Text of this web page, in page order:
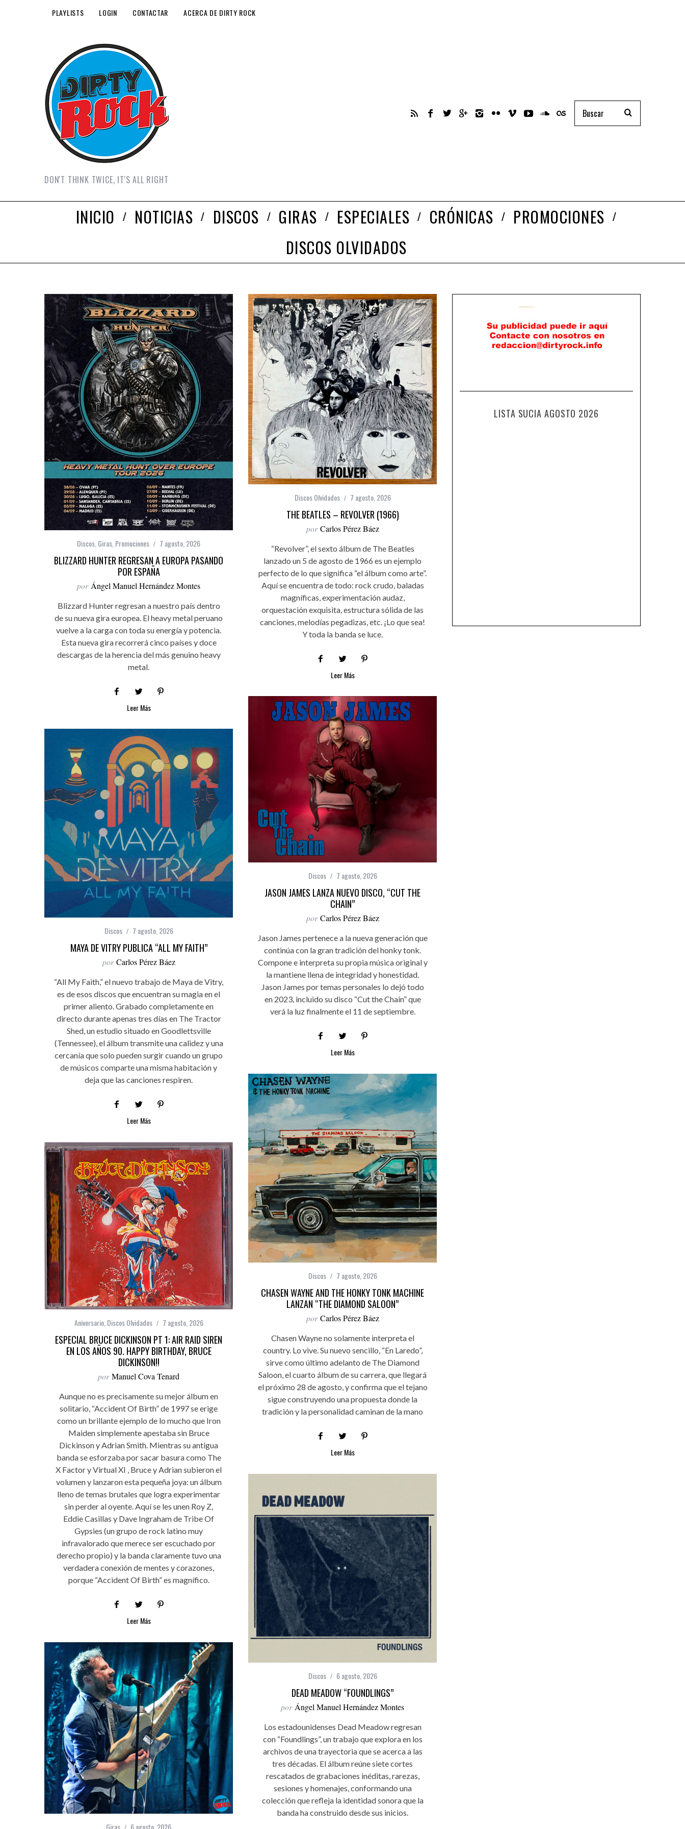
PLAYLISTS LOGIN CONTACTAR ACERCA DE DIRTY ROCK
DON'T THINK TWICE, IT'S ALL RIGHT
INICIO NOTICIAS DISCOS GIRAS ESPECIALES CRÓNICAS
PROMOCIONES
DISCOS OLVIDADOS
Discos Giras Promociones 7 agosto, 2026
BLIZZARD HUNTER REGRESAN A EUROPA PASANDO
POR ESPAÑA
por Ángel Manuel Hernández Montes
Blizzard Hunter regresan a nuestro país dentro
de su nueva gira europea. El heavy metal peruano
vuelve a la carga con toda su energía y potencia.
Esta nueva gira recorrerá cinco países y doce
descargas de la herencia del más genuino heavy
metal.
Leer Más
Discos Olvidados 7 agosto, 2026
THE BEATLES – REVOLVER (1966)
por Carlos Pérez Báez
“Revolver”, el sexto álbum de The Beatles
lanzado un 5 de agosto de 1966 es un ejemplo
perfecto de lo que significa “el álbum como arte”.
Aquí se encuentra de todo: rock crudo, baladas
magníficas, experimentación audaz,
orquestación exquisita, estructura sólida de las
canciones, melodías pegadizas, etc. ¡Lo que sea!
Y toda la banda se luce.
Leer Más
Discos 7 agosto, 2026
JASON JAMES LANZA NUEVO DISCO, “CUT THE
CHAIN”
por Carlos Pérez Báez
Jason James pertenece a la nueva generación que
continúa con la gran tradición del honky tonk.
Compone e interpreta su propia música original y
la mantiene llena de integridad y honestidad.
Jason James por temas personales lo dejó todo
en 2023, incluido su disco “Cut the Chain” que
verá la luz finalmente el 11 de septiembre.
Leer Más
Discos 7 agosto, 2026
MAYA DE VITRY PUBLICA “ALL MY FAITH”
por Carlos Pérez Báez
“All My Faith,” el nuevo trabajo de Maya de Vitry,
es de esos discos que encuentran su magia en el
primer aliento. Grabado completamente en
directo durante apenas tres días en The Tractor
Shed, un estudio situado en Goodlettsville
(Tennessee), el álbum transmite una calidez y una
cercanía que solo pueden surgir cuando un grupo
de músicos comparte una misma habitación y
deja que las canciones respiren.
Leer Más
Discos 7 agosto, 2026
CHASEN WAYNE AND THE HONKY TONK MACHINE
LANZAN “THE DIAMOND SALOON”
por Carlos Pérez Báez
Chasen Wayne no solamente interpreta el
country. Lo vive. Su nuevo sencillo, “En Laredo”,
sirve como último adelanto de The Diamond
Saloon, el cuarto álbum de su carrera, que llegará
el próximo 28 de agosto, y confirma que el tejano
sigue construyendo una propuesta donde la
tradición y la personalidad caminan de la mano
Leer Más
Aniversario,Discos Olvidados 7 agosto, 2026
ESPECIAL BRUCE DICKINSON PT 1: AIR RAID SIREN
EN LOS AÑOS 90. HAPPY BIRTHDAY, BRUCE
DICKINSON!!
por Manuel Cova Tenard
Aunque no es precisamente su mejor álbum en
solitario, “Accident Of Birth” de 1997 se erige
como un brillante ejemplo de lo mucho que Iron
Maiden simplemente apestaba sin Bruce
Dickinson y Adrian Smith. Mientras su antigua
banda se esforzaba por sacar basura como The
X Factor y Virtual XI , Bruce y Adrian subieron el
volumen y lanzaron esta pequeña joya: un álbum
lleno de temas brutales que logra experimentar
sin perder al oyente. Aquí se les unen Roy Z,
Eddie Casillas y Dave Ingraham de Tribe Of
Gypsies (un grupo de rock latino muy
infravalorado que merece ser escuchado por
derecho propio) y la banda claramente tuvo una
verdadera conexión de mentes y corazones,
porque “Accident Of Birth” es magnífico.
Leer Más
Discos 6 agosto, 2026
DEAD MEADOW “FOUNDLINGS”
por Ángel Manuel Hernández Montes
Los estadounidenses Dead Meadow regresan
con “Foundlings”, un trabajo que explora en los
archivos de una trayectoria que se acerca a las
tres décadas. El álbum reúne siete cortes
rescatados de grabaciones inéditas, rarezas,
sesiones y homenajes, conformando una
colección que refleja la identidad sonora que la
banda ha construido desde sus inicios.
Giras 6 agosto, 2026
LISTA SUCIA AGOSTO 2026